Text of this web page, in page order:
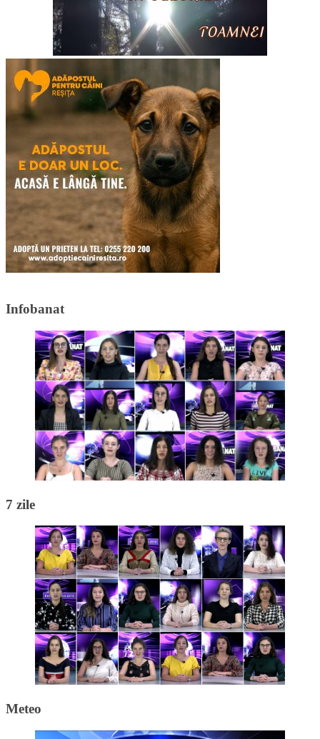
Infobanat
7 zile
Meteo